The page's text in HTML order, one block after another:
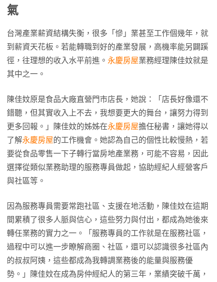
氣
台灣產業薪資結構失衡，很多「慘」業甚至工作個幾年，就
到薪資天花板。若能轉職到好的產業發展，高機率能另闢蹊
徑，往理想的收入水平前進。 永慶房屋業務經理陳佳妏就是
其中之一。
陳佳妏原是食品大廠直營門市店長，她說：「店長好像還不
錯聽，但其實收入上不去，我想要更大的舞台，讓努力得到
更多回報。」陳佳妏的姊姊在永慶房屋擔任秘書，讓她得以
了解永慶房屋的工作機會。她認為自己的個性比較慢熱，若
要從食品零售一下子轉行當房地產業務，可能不容易，因此
選擇從類似業務助理的服務專員做起，協助經紀人經營客戶
與社區等。
因為服務專員需要常跑社區、支援在地活動，陳佳妏在這期
間累積了很多人脈與信心，這些努力與付出，都成為她後來
轉任業務的實力之一。「服務專員的工作就是在服務社區，
過程中可以進一步瞭解商圈、社區，還可以認識很多社區內
的叔叔阿姨，這些都成為我轉調業務後的能量與服務優
勢。」陳佳妏在成為房仲經紀人的第三年，業績突破千萬，